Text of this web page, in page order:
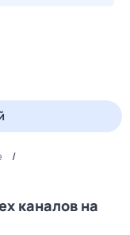
каналов на